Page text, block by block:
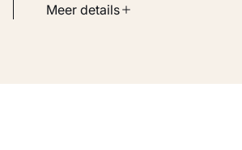
Soort werk
Meer details